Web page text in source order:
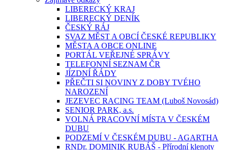
LIBERECKÝ KRAJ
LIBERECKÝ DENÍK
ČESKÝ RÁJ
SVAZ MĚST A OBCÍ ČESKÉ REPUBLIKY
MĚSTA A OBCE ONLINE
PORTÁL VEŘEJNÉ SPRÁVY
TELEFONNÍ SEZNAM ČR
JÍZDNÍ ŘÁDY
PŘEČTI SI NOVINY Z DOBY TVÉHO
NAROZENÍ
JEZEVEC RACING TEAM (Luboš Novosád)
SENIOR PARK, a.s.
VOLNÁ PRACOVNÍ MÍSTA V ČESKÉM
DUBU
PODZEMÍ V ČESKÉM DUBU - AGARTHA
RNDr. DOMINIK RUBÁŠ - Přírodní klenoty